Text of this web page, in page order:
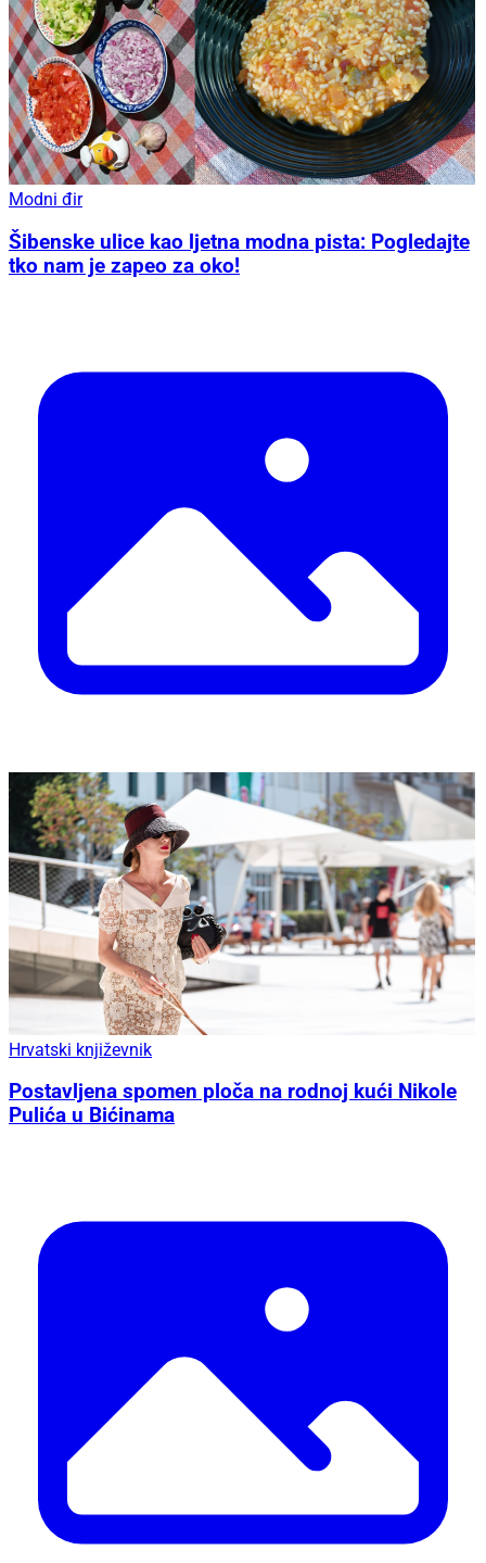
Modni đir
Šibenske ulice kao ljetna modna pista: Pogledajte
tko nam je zapeo za oko!
Hrvatski književnik
Postavljena spomen ploča na rodnoj kući Nikole
Pulića u Bićinama